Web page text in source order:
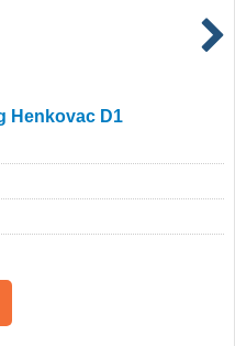
Henkovac D1